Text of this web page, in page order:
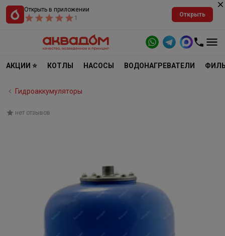
Открыть в приложении
1
Открыть
АКЦИИ ⭐ КОТЛЫ НАСОСЫ ВОДОНАГРЕВАТЕЛИ
Гидроаккумуляторы
нет отзывов